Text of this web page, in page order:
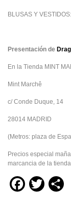
BLUSAS Y VESTIDOS:
Presentación de
En la Tienda MINT
Mint Marchê
c/ Conde Duque, 14
28014 MADRID
(Metros: plaza de
Precios especial
marcancia de la tienda
Facebook
Twitter